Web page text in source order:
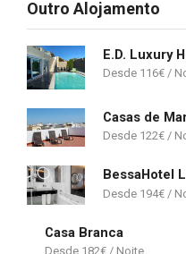
Outro Alojamento
E.D. Luxury
116€
Casas de
122€
BessaHotel
194€
Casa Branca
182€